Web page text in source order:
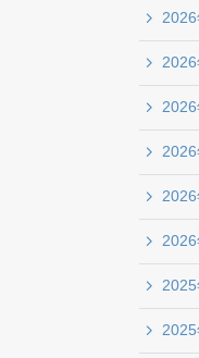
2026
2026
2026
2026
2026
2026
2025
2025